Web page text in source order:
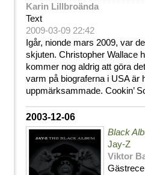
Karin Lillbroända
Text
2009-03-09 22:42
Igår, nionde mars 2009, var
skjuten. Christopher Wallace
kommer nog aldrig att göra
varm på biograferna i USA är
uppmärksammade. Cookin’
2003-12-06
Black
Jay-Z
Viktor